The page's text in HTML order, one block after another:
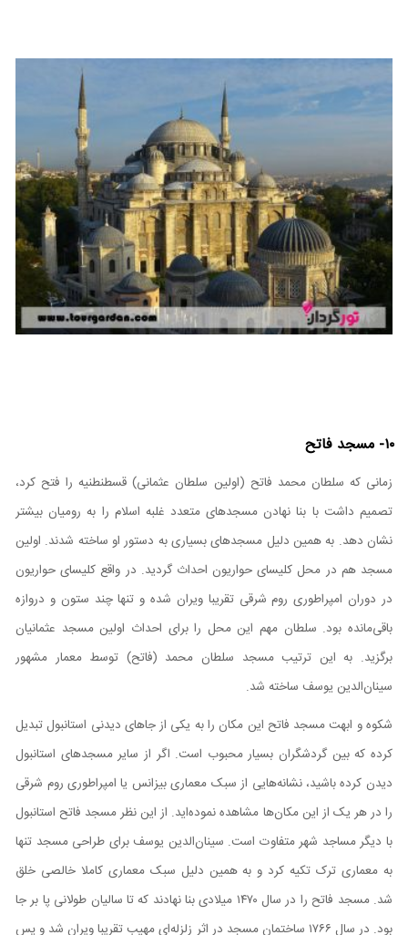
۱۰- مسجد فاتح
زمانی که سلطان محمد فاتح (اولین سلطان عثمانی) قسطنطنیه را فتح کرد،
تصمیم داشت با بنا نهادن مسجد‌های متعدد غلبه اسلام را به رومیان بیشتر
نشان دهد. به همین دلیل مسجد‌های بسیاری به دستور او ساخته شدند. اولین
مسجد هم در محل کلیسای حواریون احداث گردید. در‌ واقع کلیسای حواریون
در دوران امپراطوری روم شرقی تقریبا ویران شده و تنها چند ستون و دروازه
باقی‌مانده بود. سلطان مهم این محل را برای احداث اولین مسجد عثمانیان
برگزید. به این ترتیب مسجد سلطان محمد (فاتح) توسط معمار مشهور
سینان‌الدین یوسف ساخته شد.
شکوه و ابهت مسجد فاتح این مکان را به یکی از جاهای دیدنی استانبول تبدیل
کرده که بین گردشگران بسیار محبوب است. اگر از سایر مسجد‌های استانبول
دیدن کرده باشید، نشانه‌هایی از سبک معماری بیزانس یا امپراطوری روم شرقی
را در هر یک از این مکان‌ها مشاهده نموده‌اید. از این نظر مسجد فاتح استانبول
با دیگر مساجد شهر متفاوت است. سینان‌الدین یوسف برای طراحی مسجد تنها
به معماری ترک تکیه کرد و به همین دلیل سبک معماری کاملا خالصی خلق
شد. مسجد فاتح را در سال ۱۴۷۰ میلادی بنا نهادند که تا سالیان طولانی پا بر جا
بود. در سال ۱۷۶۶ ساختمان مسجد در اثر زلزله‌ای مهیب تقریبا ویران شد و پس